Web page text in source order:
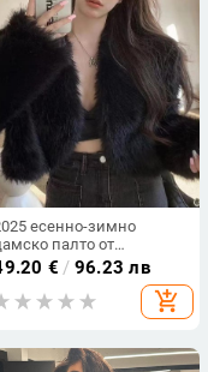
есенно-зимно
палто от
лисичи пух,
късо, корейски стил,
секси и
€ / 96.23 лв
add_shopping_cart